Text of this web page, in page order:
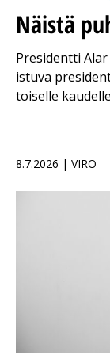
Näistä
Presidentti
istuva
toiselle
8.7.2026 | VIRO